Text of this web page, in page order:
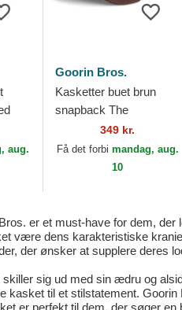
aug.
Goorin Bros.
Kasketter buet brun
snapback The
Cancelled Skull Grit The
Farm Goorin Bros.
349 kr.
Få det forbi mandag, aug.
10
er et must-have for dem,
være dens karakteristiske
der ønsker at supplere deres
sig ud med sin ædru og
kasket til et stilstatement.
er perfekt til dem, der søger